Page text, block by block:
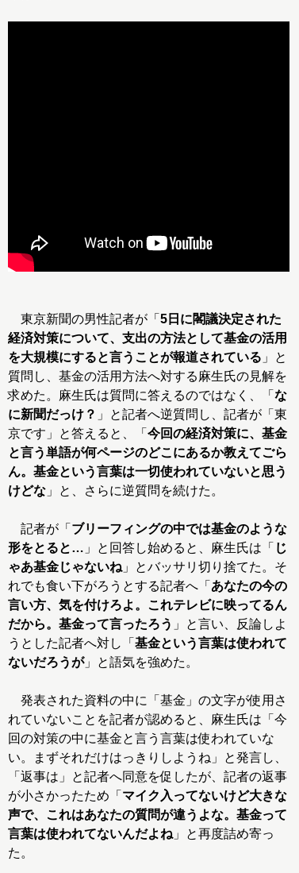
東京新聞の男性記者が「 5日に閣議決定された
経済対策について、支出の方法として基金の活用
を大規模にすると言うことが報道されている 」と
質問し、基金の活用方法へ対する麻生氏の見解を
求めた。麻生氏は質問に答えるのではなく、「 な
に新聞だっけ？ 」と記者へ逆質問し、記者が「東
京です」と答えると、「 今回の経済対策に、基金
と言う単語が何ページのどこにあるか教えてごら
ん。基金という言葉は一切使われていないと思う
けどな 」と、さらに逆質問を続けた。
記者が「 ブリーフィングの中では基金のような
形をとると… 」と回答し始めると、麻生氏は「 じ
ゃあ基金じゃないね 」とバッサリ切り捨てた。そ
れでも食い下がろうとする記者へ「 あなたの今の
言い方、気を付けろよ。これテレビに映ってるん
だから。基金って言ったろう 」と言い、反論しよ
うとした記者へ対し「 基金という言葉は使われて
ないだろうが」と語気を強めた。
発表された資料の中に「基金」の文字が使用さ
れていないことを記者が認めると、麻生氏は「今
回の対策の中に基金と言う言葉は使われていな
い。まずそれだけはっきりしようね」と発言し、
「返事は」と記者へ同意を促したが、記者の返事
が小さかったため「 マイク入ってないけど大きな
声で、これはあなたの質問が違うよな。基金って
言葉は使われてないんだよね 」と再度詰め寄っ
た。